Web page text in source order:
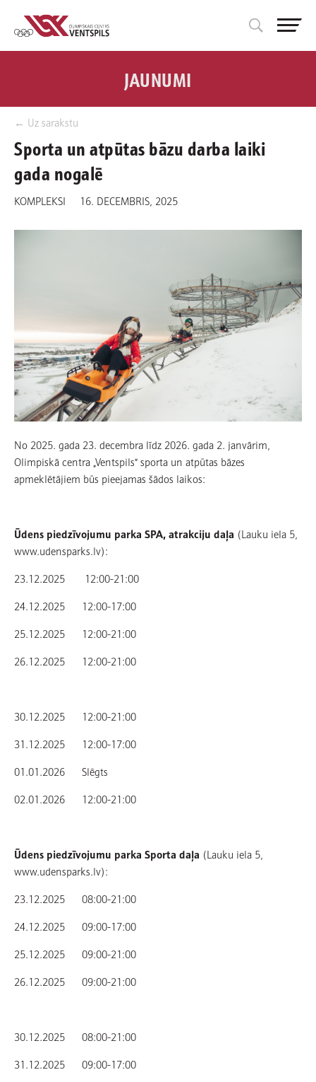
← Uz sarakstu
JAUNUMI
Sporta un atpūtas bāzu darba laiki
gada nogalē
KOMPLEKSI 16. DECEMBRIS, 2025
No 2025. gada 23. decembra līdz 2026. gada 2. janvārim,
Olimpiskā centra „Ventspils” sporta un atpūtas bāzes
apmeklētājiem būs pieejamas šādos laikos:
Ūdens piedzīvojumu parka SPA, atrakciju daļa (Lauku iela 5,
www.udensparks.lv):
23.12.2025 12:00-21:00
24.12.2025 12:00-17:00
25.12.2025 12:00-21:00
26.12.2025 12:00-21:00
30.12.2025 12:00-21:00
31.12.2025 12:00-17:00
01.01.2026 Slēgts
02.01.2026 12:00-21:00
Ūdens piedzīvojumu parka Sporta daļa (Lauku iela 5,
www.udensparks.lv):
23.12.2025 08:00-21:00
24.12.2025 09:00-17:00
25.12.2025 09:00-21:00
26.12.2025 09:00-21:00
30.12.2025 08:00-21:00
31.12.2025 09:00-17:00